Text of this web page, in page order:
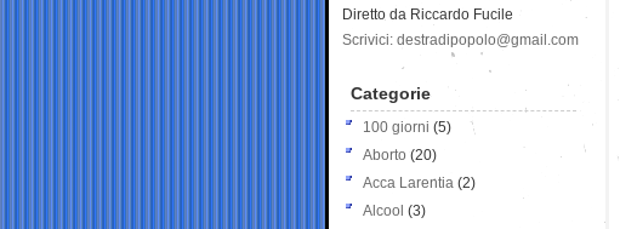
Diretto da Riccardo Fucile
Scrivici: destradipopolo@gmail.com
Categorie
100 giorni (5)
Aborto (20)
Acca Larentia (2)
Alcool (3)